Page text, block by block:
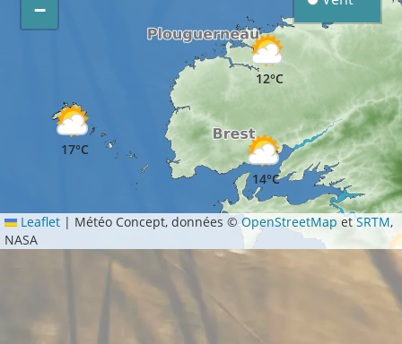
14°C
17°C
12°C
−
Leaflet | Météo Concept, données ©OpenStreetMap etSRTM,
NASA